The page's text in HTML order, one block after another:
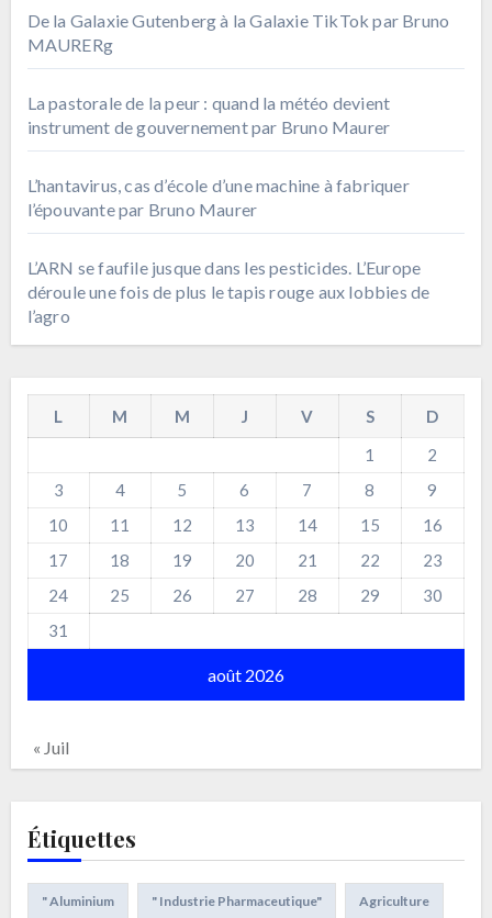
De la Galaxie Gutenberg à la Galaxie TikTok par Bruno
MAURERg
La pastorale de la peur : quand la météo devient
instrument de gouvernement par Bruno Maurer
L’hantavirus, cas d’école d’une machine à fabriquer
l’épouvante par Bruno Maurer
L’ARN se faufile jusque dans les pesticides. L’Europe
déroule une fois de plus le tapis rouge aux lobbies de
l’agro
août 2026
L M M J V S
D
1
2
3
4 5 6 7 8
9
10
11 12 13 14 15
16
17
18 19 20 21 22
23
24
25 26 27 28 29
30
31
« Juil
Étiquettes
" Aluminium " Industrie Pharmaceutique" Agriculture